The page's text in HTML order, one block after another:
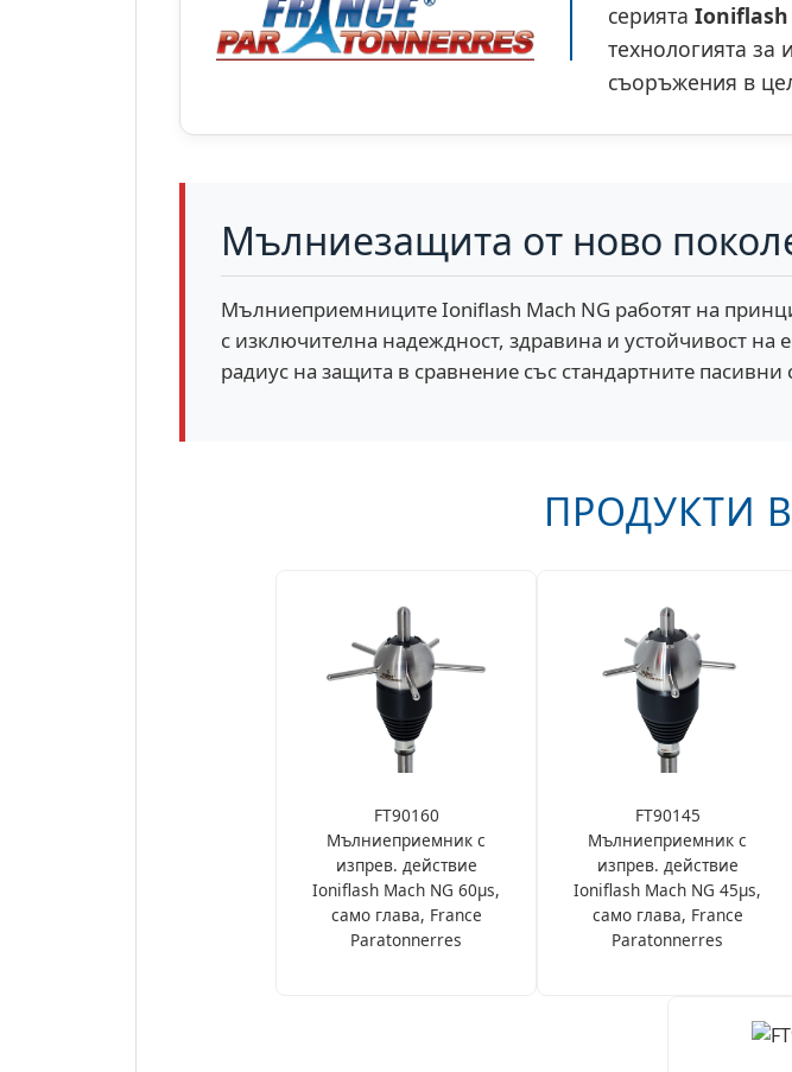
серията Ioniflash
технологията за
съоръжения в
Мълниезащита от ново
Мълниеприемниците Ioniflash Mach NG работят на
с изключителна надеждност, здравина и устойчивост на
радиус на защита в сравнение със стандартните пасивни
ПРОДУКТИ
FT90160
Мълниеприемник с
изпрев. действие
Ioniflash Mach NG 60µs,
само глава, France
Paratonnerres
FT90145
Мълниеприемник с
изпрев. действие
Ioniflash Mach NG 45µs,
само глава, France
Paratonnerres